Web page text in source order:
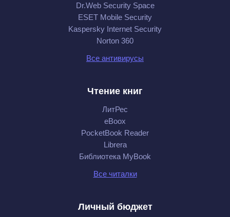
Dr.Web Security Space
ESET Mobile Security
Kaspersky Internet Security
Norton 360
Все антивирусы
Чтение книг
ЛитРес
eBoox
PocketBook Reader
Librera
Библиотека MyBook
Все читалки
Личный бюджет